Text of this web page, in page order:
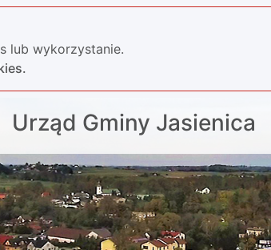
lub wykorzystanie.
Urząd Gminy Jasienica